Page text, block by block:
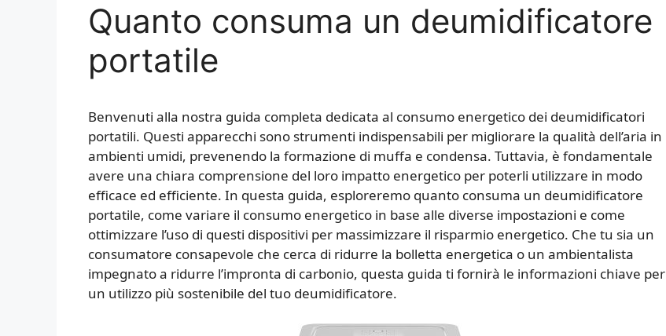
Quanto consuma un deumidificatore
portatile
Benvenuti alla nostra guida completa dedicata al consumo energetico dei deumidificatori
portatili. Questi apparecchi sono strumenti indispensabili per migliorare la qualità dell’aria in
ambienti umidi, prevenendo la formazione di muffa e condensa. Tuttavia, è fondamentale
avere una chiara comprensione del loro impatto energetico per poterli utilizzare in modo
efficace ed efficiente. In questa guida, esploreremo quanto consuma un deumidificatore
portatile, come variare il consumo energetico in base alle diverse impostazioni e come
ottimizzare l’uso di questi dispositivi per massimizzare il risparmio energetico. Che tu sia un
consumatore consapevole che cerca di ridurre la bolletta energetica o un ambientalista
impegnato a ridurre l’impronta di carbonio, questa guida ti fornirà le informazioni chiave per
un utilizzo più sostenibile del tuo deumidificatore.